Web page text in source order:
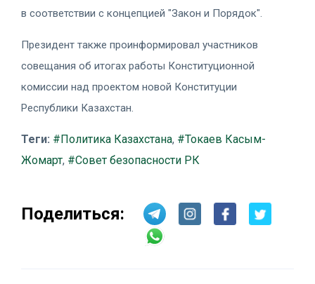
в соответствии с концепцией "Закон и Порядок".
Президент также проинформировал участников
совещания об итогах работы Конституционной
комиссии над проектом новой Конституции
Республики Казахстан.
Теги: #Политика Казахстана, #Токаев Касым-
Жомарт, #Совет безопасности РК
Поделиться: